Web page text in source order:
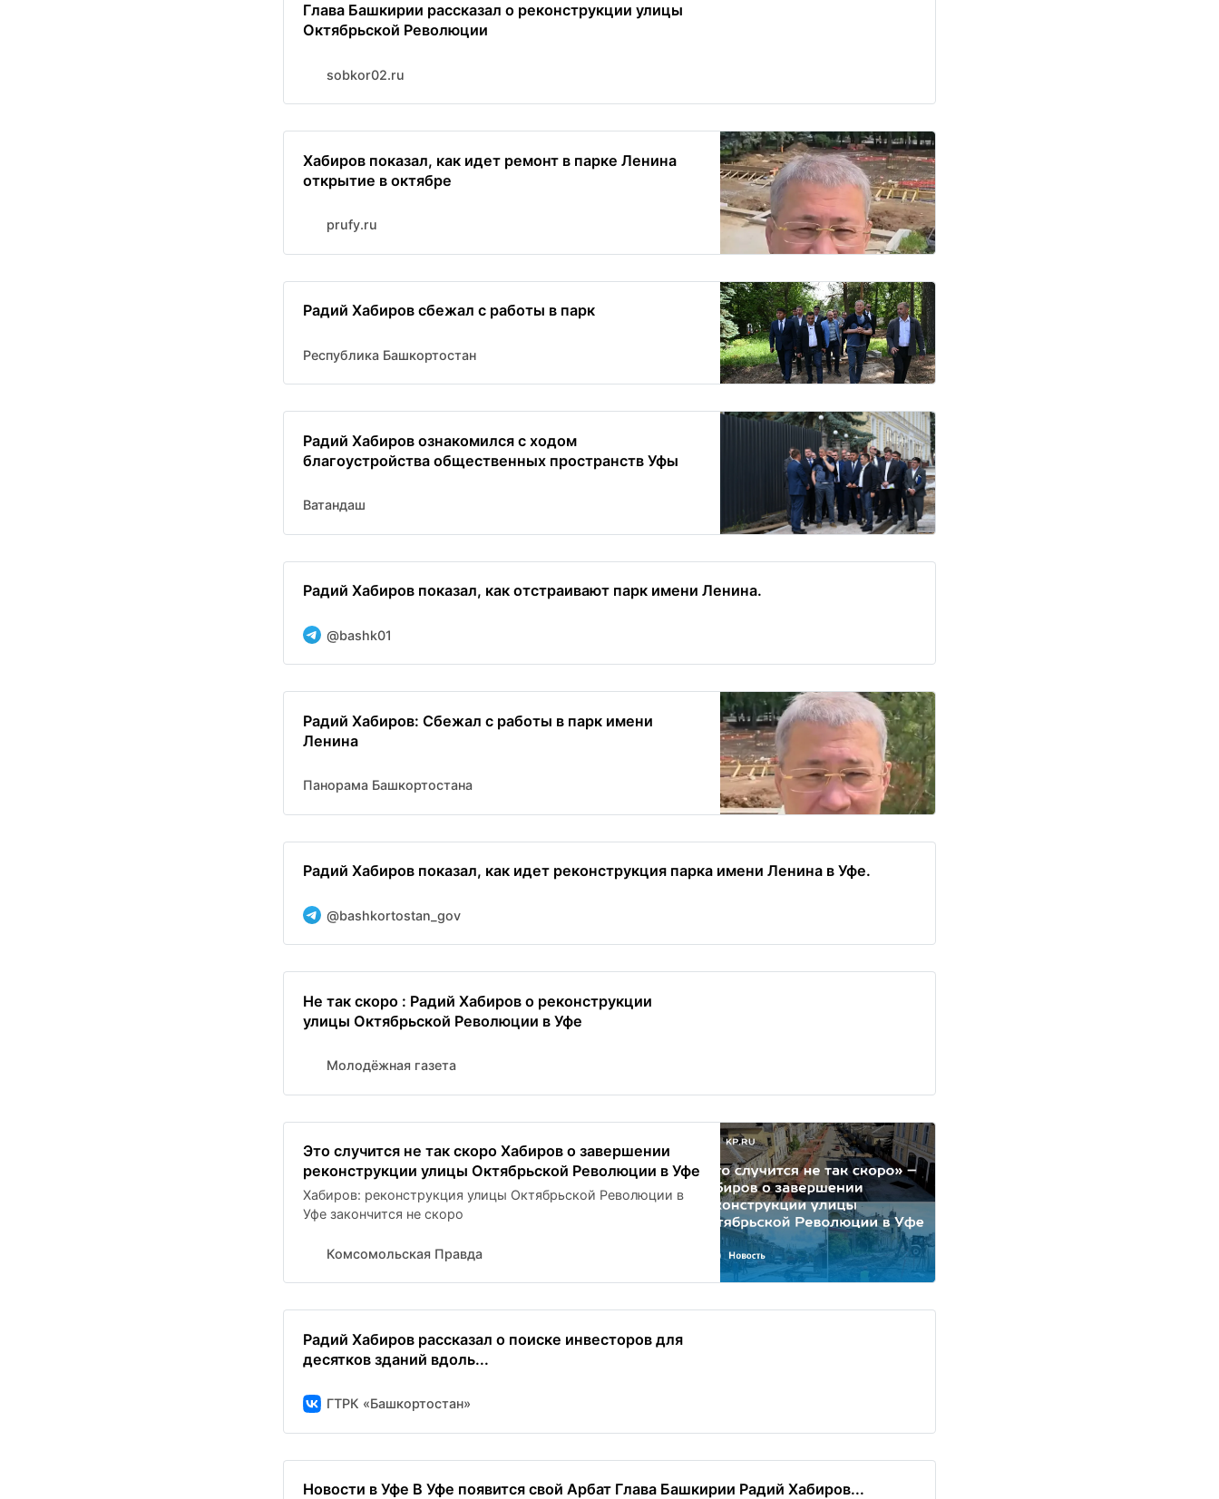
Глава Башкирии рассказал о реконструкции улицы
Октябрьской Революции
sobkor02.ru
Хабиров показал, как идет ремонт в парке Ленина
открытие в октябре
prufy.ru
Радий Хабиров сбежал с работы в парк
Республика Башкортостан
Радий Хабиров ознакомился с ходом
благоустройства общественных пространств Уфы
Ватандаш
Радий Хабиров показал, как отстраивают парк имени Ленина.
@bashk01
Радий Хабиров: Сбежал с работы в парк имени
Ленина
Панорама Башкортостана
Радий Хабиров показал, как идет реконструкция парка имени Ленина в Уфе.
@bashkortostan_gov
Не так скоро : Радий Хабиров о реконструкции
улицы Октябрьской Революции в Уфе
Молодёжная газета
Это случится не так скоро Хабиров о завершении
реконструкции улицы Октябрьской Революции в Уфе
Хабиров: реконструкция улицы Октябрьской Революции в
Уфе закончится не скоро
Комсомольская Правда
Радий Хабиров рассказал о поиске инвесторов для
десятков зданий вдоль...
ГТРК «Башкортостан»
Новости в Уфе В Уфе появится свой Арбат Глава Башкирии Радий Хабиров...